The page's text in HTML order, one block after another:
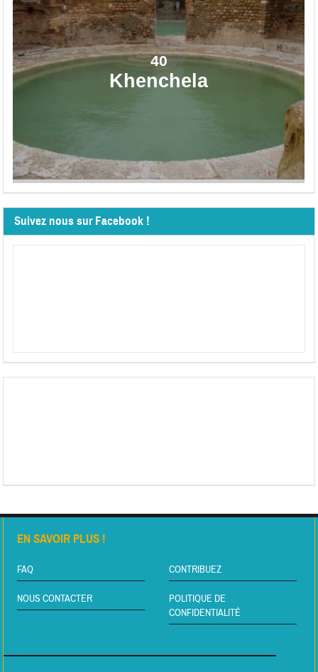
40
Khenchela
Suivez nous sur Facebook !
EN SAVOIR PLUS !
FAQ CONTRIBUEZ
NOUS CONTACTER
POLITIQUE DE
CONFIDENTIALITÉ